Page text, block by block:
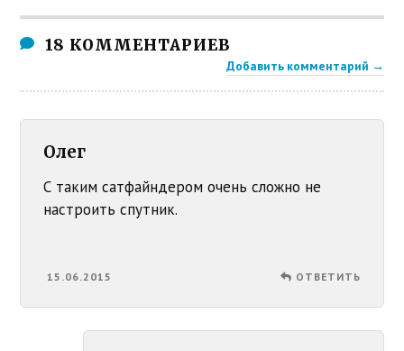
18 КОММЕНТАРИЕВ
Добавить комментарий →
Олег
C таким сатфайндером очень сложно не
настроить спутник.
15.06.2015 ОТВЕТИТЬ